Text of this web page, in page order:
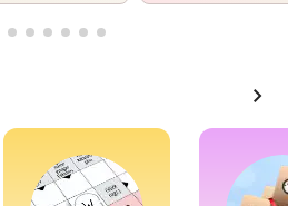
chevron_right